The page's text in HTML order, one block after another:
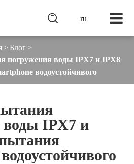
ru

Блог
погружения воды IPX7 и IPX8
водоустойчивого
воды IPX7 и